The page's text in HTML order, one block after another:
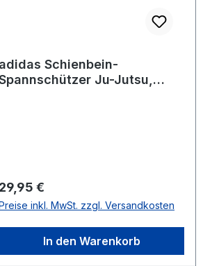
adidas Schienbein-
Ju-Jutsu,
Regulärer Preis:
29,95 €
inkl. MwSt. zzgl. Versandkosten
In den Warenkorb